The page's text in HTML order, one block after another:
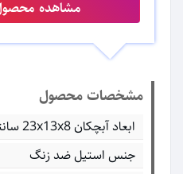
مشاهده
مشخصات محصول
ابعاد آبچکان 23x13x8 سانتی‌متر
جنس استیل ضد زنگ